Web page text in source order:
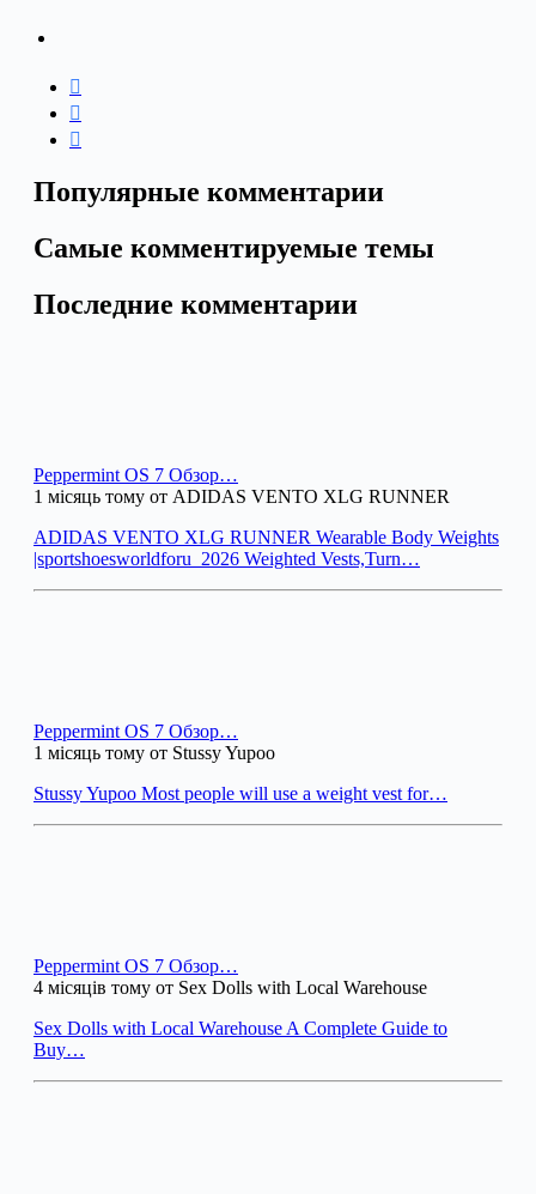
Популярные комментарии
Самые комментируемые темы
Последние комментарии
Peppermint OS 7 Обзор…
1 місяць тому от ADIDAS VENTO XLG RUNNER
ADIDAS VENTO XLG RUNNER Wearable Body Weights
|sportshoesworldforu_2026 Weighted Vests,Turn…
Peppermint OS 7 Обзор…
1 місяць тому от Stussy Yupoo
Stussy Yupoo Most people will use a weight vest for…
Peppermint OS 7 Обзор…
4 місяців тому от Sex Dolls with Local Warehouse
Sex Dolls with Local Warehouse A Complete Guide to
Buy…